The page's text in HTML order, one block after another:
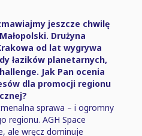
jeszcze chwilę
Drużyna
od lat wygrywa
łazików planetarnych,
Jak Pan ocenia
dla promocji regionu
sprawa ⁠–⁠ i ogromny
regionu. AGH Space
ale wręcz dominuje